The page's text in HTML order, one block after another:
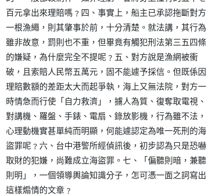
百元拿出來理賠嗎﹖四、事實上，船主已承認拖斷對方
一根漁繩，則其肇事於前，十分清楚。就法講，其行為
雖非故意，罰則也不重，但畢竟有觸犯刑法第三五四條
的嫌疑，為什麼完全不提呢﹖五、對方說是漁網被衝
破，且索賠人民幣五萬元，固不能遽予採信。但既係因
理賠數額的差距太大而起爭執，海上又無法院，對方一
時情急而行使「自力救濟」，擄人為質、復奪取電視、
對講機、羅盤、手錶、電扇、錄放影機，行為雖不法，
心理動機實甚單純而明顯，何能遽認定為唯一死刑的海
盜罪呢﹖六、台中港警所經偵訊後，初步認為只是恐嚇
取財的犯嫌，尚難成立海盜罪。七、「偏聽則暗，兼聽
則明」，一個領導輿論知識分子，怎可憑一面之詞寫出
這樣煽情的文章﹖